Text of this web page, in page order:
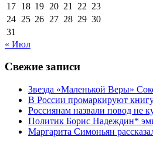
17 18 19 20 21 22 23
24 25 26 27 28 29 30
31
« Июл
Свежие записи
Звезда «Маленькой Веры»
В России промаркируют
Россиянам назвали повод не
Политик Борис Надеждин*
Маргарита Симоньян